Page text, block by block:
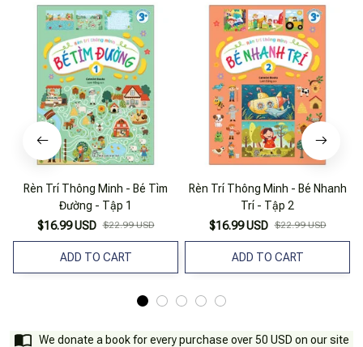
Rèn Trí Thông Minh - Bé Tìm
Đường - Tập 1
$16.99 USD $22.99 USD
ADD TO CART
Rèn Trí Thông Minh - Bé Nhanh
Trí - Tập 2
$16.99 USD $22.99 USD
ADD TO CART
We donate a book for every purchase over 50 USD on our site